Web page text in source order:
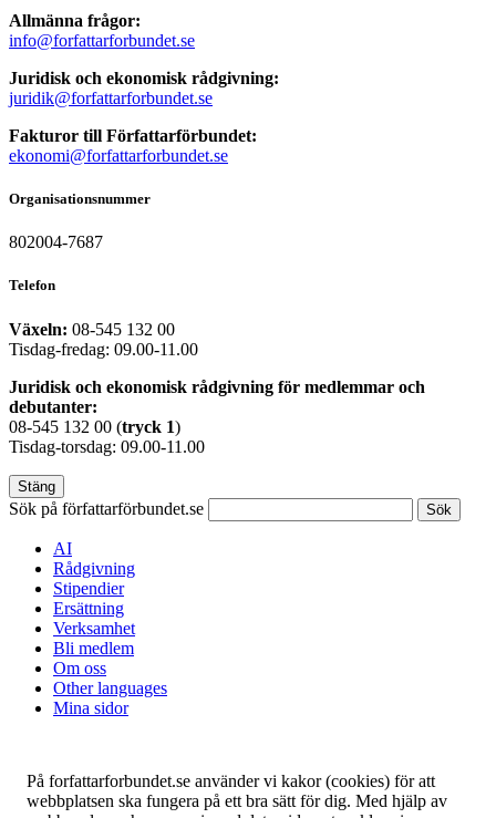
Allmänna frågor:
info@forfattarforbundet.se
Juridisk och ekonomisk rådgivning:
juridik@forfattarforbundet.se
Fakturor till Författarförbundet:
ekonomi@forfattarforbundet.se
Organisationsnummer
802004-7687
Telefon
Växeln: 08-545 132 00
Tisdag-fredag: 09.00-11.00
Juridisk och ekonomisk rådgivning för medlemmar och
debutanter:
08-545 132 00 (tryck 1)
Tisdag-torsdag: 09.00-11.00
Stäng
Sök på författarförbundet.se Sök
AI
Rådgivning
Stipendier
Ersättning
Verksamhet
Bli medlem
Om oss
Other languages
Mina sidor
På forfattarforbundet.se använder vi kakor (cookies) för att
webbplatsen ska fungera på ett bra sätt för dig. Med hjälp av